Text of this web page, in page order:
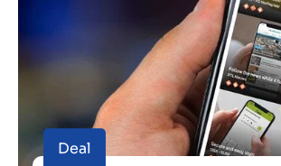
Deal